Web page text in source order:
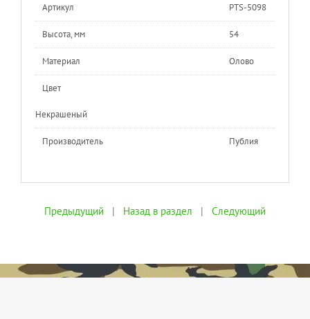
Артикул PTS-5098
Высота, мм 54
Материал Олово
Цвет
Некрашеный
Производитель Публия
Предыдущий | Назад в раздел | Следующий